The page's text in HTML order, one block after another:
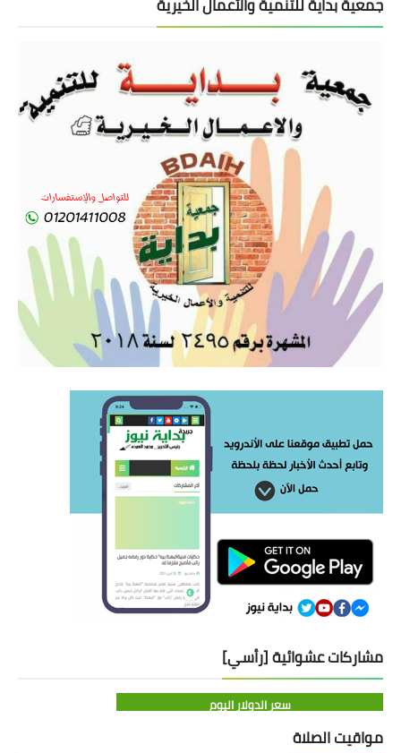
مشاركات عشوائية [رأسي]
سعر الدولار اليوم
مواقيت الصلاة